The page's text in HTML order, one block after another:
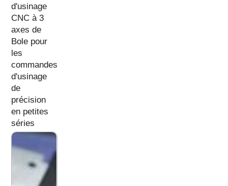
d'usinage
CNC à 3
axes de
Bole pour
les
commandes
d'usinage
de
précision
en petites
séries